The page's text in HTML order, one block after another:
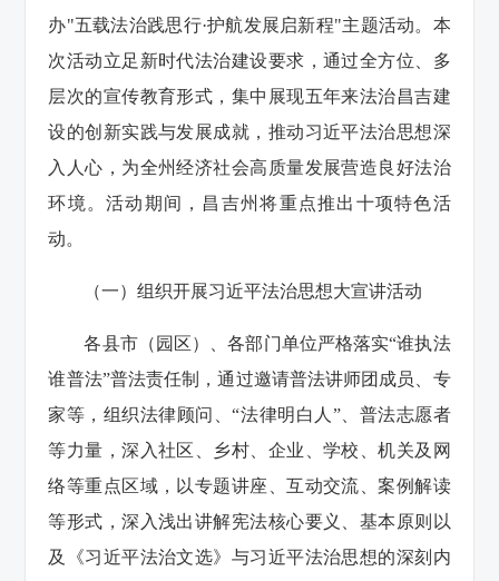
办"五载法治践思行·护航发展启新程"主题活动。本
次活动立足新时代法治建设要求，通过全方位、多
层次的宣传教育形式，集中展现五年来法治昌吉建
设的创新实践与发展成就，推动习近平法治思想深
入人心，为全州经济社会高质量发展营造良好法治
环境。活动期间，昌吉州将重点推出十项特色活
动。
（一）组织开展习近平法治思想大宣讲活动
各县市（园区）、各部门单位严格落实“谁执法
谁普法”普法责任制，通过邀请普法讲师团成员、专
家等，组织法律顾问、“法律明白人”、普法志愿者
等力量，深入社区、乡村、企业、学校、机关及网
络等重点区域，以专题讲座、互动交流、案例解读
等形式，深入浅出讲解宪法核心要义、基本原则以
及《习近平法治文选》与习近平法治思想的深刻内